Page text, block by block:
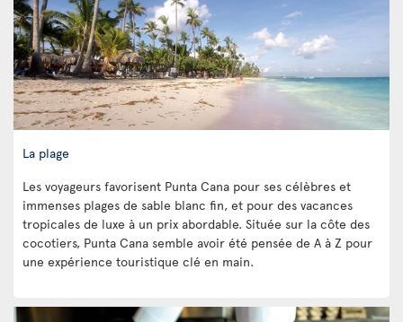
La plage
Les voyageurs favorisent Punta Cana pour ses célèbres et
immenses plages de sable blanc fin, et pour des vacances
tropicales de luxe à un prix abordable. Située sur la côte des
cocotiers, Punta Cana semble avoir été pensée de A à Z pour
une expérience touristique clé en main.